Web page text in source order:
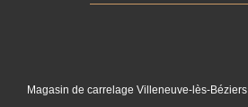
Magasin de carrelage Villeneuve-lès-Béziers